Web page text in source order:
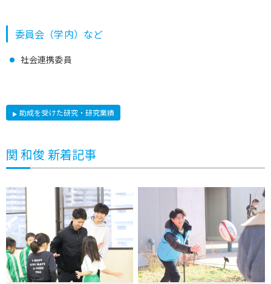
委員会（学内）など
社会連携委員
助成を受けた研究・研究業績
関 和俊 新着記事